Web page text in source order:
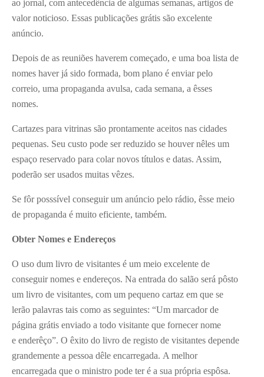
ao jornal, com antecedência de algumas semanas, artigos de
valor noticioso. Essas publicações grátis são excelente
anúncio.
Depois de as reuniões haverem começado, e uma boa lista de
nomes haver já sido formada, bom plano é enviar pelo
correio, uma propaganda avulsa, cada semana, a êsses
nomes.
Cartazes para vitrinas são prontamente aceitos nas cidades
pequenas. Seu custo pode ser reduzido se houver nêles um
espaço reservado para colar novos títulos e datas. Assim,
poderão ser usados muitas vêzes.
Se fôr posssível conseguir um anúncio pelo rádio, êsse meio
de propaganda é muito eficiente, também.
Obter Nomes e Endereços
O uso dum livro de visitantes é um meio excelente de
conseguir nomes e endereços. Na entrada do salão será pôsto
um livro de visitantes, com um pequeno cartaz em que se
lerão palavras tais como as seguintes: “Um marcador de
página grátis enviado a todo visitante que fornecer nome
e enderêço”. O êxito do livro de registo de visitantes depende
grandemente a pessoa dêle encarregada. A melhor
encarregada que o ministro pode ter é a sua própria espôsa.